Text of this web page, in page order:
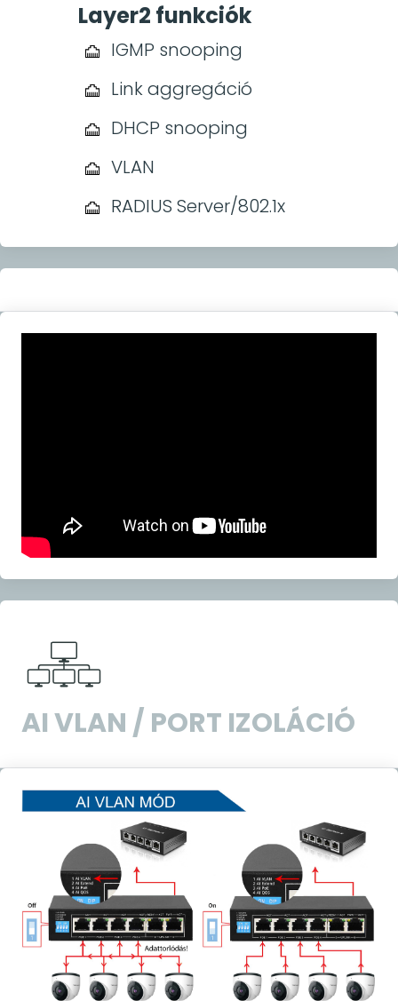
Layer2 funkciók
IGMP snooping
Link aggregáció
DHCP snooping
VLAN
RADIUS Server/802.1x
AI VLAN / PORT IZOLÁCIÓ